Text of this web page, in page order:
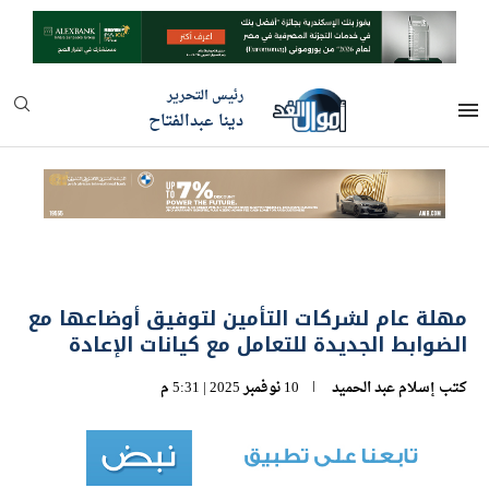
رئيس التحرير
دينا عبدالفتاح
مهلة عام لشركات التأمين لتوفيق أوضاعها مع
الضوابط الجديدة للتعامل مع كيانات الإعادة
كتب إسلام عبد الحميد 10 نوفمبر 2025 | 5:31 م